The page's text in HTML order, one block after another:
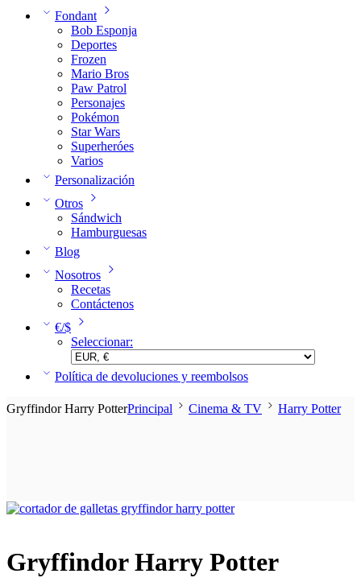
Fondant
Bob Esponja
Deportes
Frozen
Mario Bros
Paw Patrol
Personajes
Pokémon
Star Wars
Superheróes
Varios
Personalización
Otros
Sándwich
Hamburguesas
Blog
Nosotros
Recetas
Contáctenos
€/$
Seleccionar:
Política de devoluciones y reembolsos
Gryffindor Harry PotterPrincipal Cinema & TV Harry Potter
Gryffindor Harry Potter